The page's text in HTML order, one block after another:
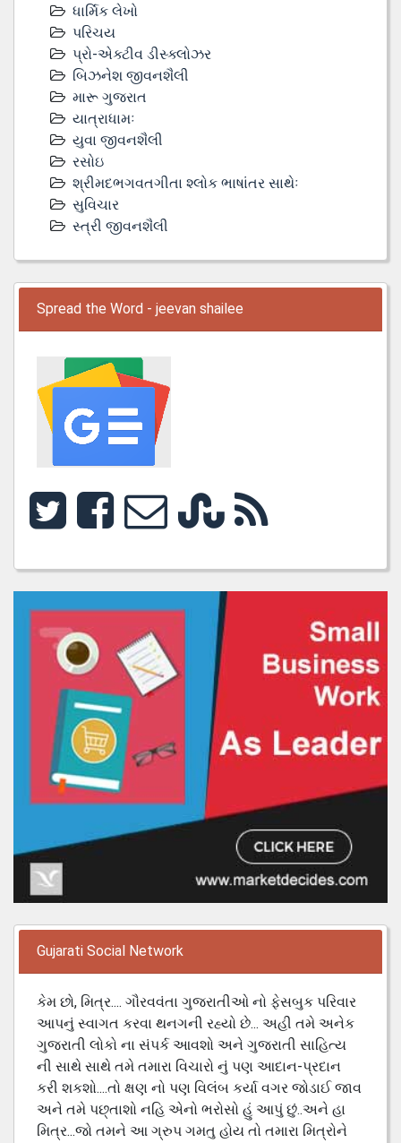
ધાર્મિક લેખો
પરિચય
પ્રો-એક્ટીવ ડીસ્‍ક્લોઝર
બિઝનેશ જીવનશૈલી
મારૂ ગુજરાત
યાત્રાધામઃ
યુવા જીવનશૈલી
રસોઇ
શ્રીમદભગવતગીતા શ્લોક ભાષાંતર સાથેઃ
સુવિચાર
સ્ત્રી જીવનશૈલી
Spread the Word - jeevan shailee
Gujarati Social Network
કેમ છો, મિત્ર.... ગૌરવવંતા ગુજરાતીઓ નો ફેસબુક પરિવાર
આપનું સ્વાગત કરવા થનગની રહ્યો છે... અહી તમે અનેક
ગુજરાતી લોકો ના સંપર્ક આવશો અને ગુજરાતી સાહિત્ય
ની સાથે સાથે તમે તમારા વિચારો નું પણ આદાન-પ્રદાન
કરી શકશો....તો ક્ષણ નો પણ વિલંબ કર્યા વગર જોડાઈ જાવ
અને તમે પછ્તાશો નહિ એનો ભરોસો હું આપું છું..અને હા
મિત્ર...જો તમને આ ગ્રુપ ગમતુ હોય તો તમારા મિત્રોને